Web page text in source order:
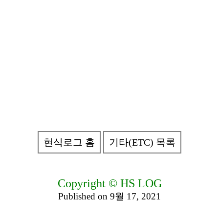
현식로그 홈 기타(ETC) 목록
Copyright © HS LOG
Published on 9월 17, 2021